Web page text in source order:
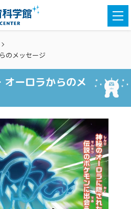
のメッセージ
ーロラからのメ